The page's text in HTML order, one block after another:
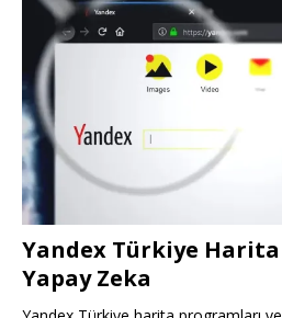
Yandex Türkiye
Yapay Zeka